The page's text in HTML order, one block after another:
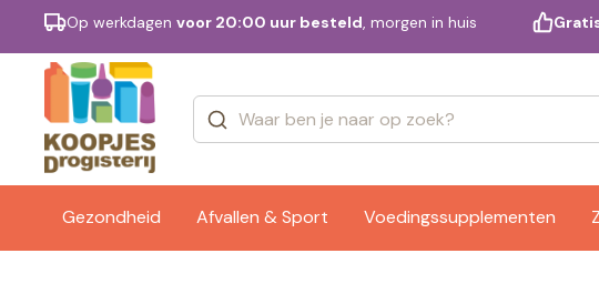
Op werkdagen voor 20:00 uur besteld, morgen in huis
Gezondheid Afvallen & Sport Voedingssupplementen
Merken